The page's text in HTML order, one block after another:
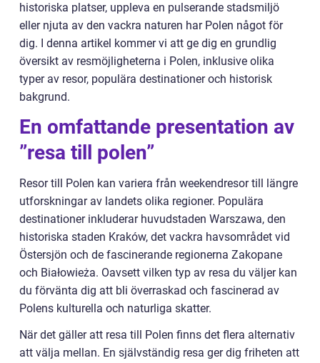
historiska platser, uppleva en pulserande stadsmiljö
eller njuta av den vackra naturen har Polen något för
dig. I denna artikel kommer vi att ge dig en grundlig
översikt av resmöjligheterna i Polen, inklusive olika
typer av resor, populära destinationer och historisk
bakgrund.
En omfattande presentation av
”resa till polen”
Resor till Polen kan variera från weekendresor till längre
utforskningar av landets olika regioner. Populära
destinationer inkluderar huvudstaden Warszawa, den
historiska staden Kraków, det vackra havsområdet vid
Östersjön och de fascinerande regionerna Zakopane
och Białowieża. Oavsett vilken typ av resa du väljer kan
du förvänta dig att bli överraskad och fascinerad av
Polens kulturella och naturliga skatter.
När det gäller att resa till Polen finns det flera alternativ
att välja mellan. En självständig resa ger dig friheten att